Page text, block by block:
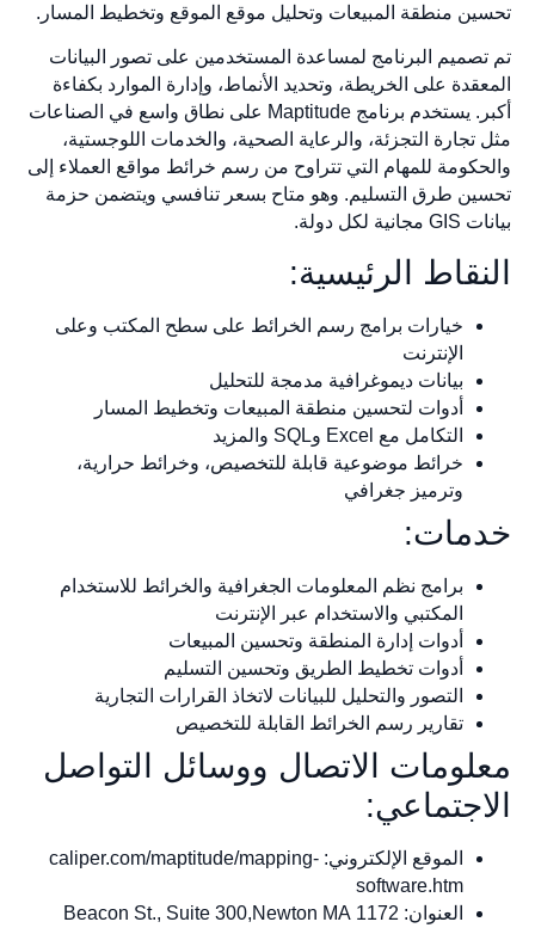
تحسين منطقة المبيعات وتحليل موقع الموقع وتخطيط المسار.
تم تصميم البرنامج لمساعدة المستخدمين على تصور البيانات
المعقدة على الخريطة، وتحديد الأنماط، وإدارة الموارد بكفاءة
أكبر. يستخدم برنامج Maptitude على نطاق واسع في الصناعات
مثل تجارة التجزئة، والرعاية الصحية، والخدمات اللوجستية،
والحكومة للمهام التي تتراوح من رسم خرائط مواقع العملاء إلى
تحسين طرق التسليم. وهو متاح بسعر تنافسي ويتضمن حزمة
بيانات GIS مجانية لكل دولة.
النقاط الرئيسية:
خيارات برامج رسم الخرائط على سطح المكتب وعلى
الإنترنت
بيانات ديموغرافية مدمجة للتحليل
أدوات لتحسين منطقة المبيعات وتخطيط المسار
التكامل مع Excel وSQL والمزيد
خرائط موضوعية قابلة للتخصيص، وخرائط حرارية،
وترميز جغرافي
خدمات:
برامج نظم المعلومات الجغرافية والخرائط للاستخدام
المكتبي والاستخدام عبر الإنترنت
أدوات إدارة المنطقة وتحسين المبيعات
أدوات تخطيط الطريق وتحسين التسليم
التصور والتحليل للبيانات لاتخاذ القرارات التجارية
تقارير رسم الخرائط القابلة للتخصيص
معلومات الاتصال ووسائل التواصل
الاجتماعي:
الموقع الإلكتروني: caliper.com/maptitude/mapping-
software.htm
العنوان: 1172 Beacon St., Suite 300,Newton MA